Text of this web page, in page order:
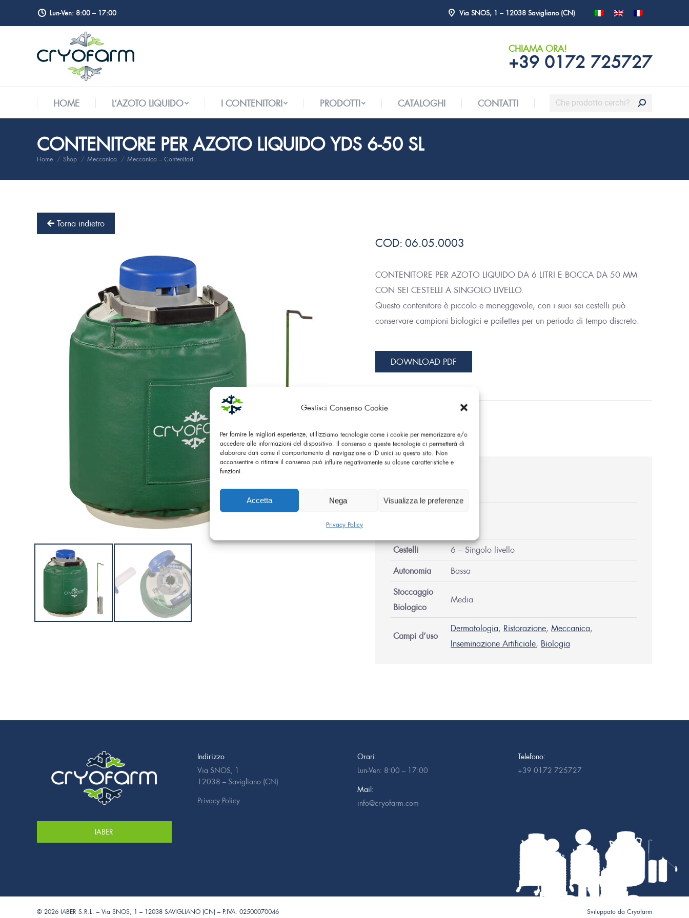
Gestisci Consenso Cookie
Per fornire le migliori esperienze, utilizziamo tecnologie come i cookie per memorizzare e/o
accedere alle informazioni del dispositivo. Il consenso a queste tecnologie ci permetterà di
elaborare dati come il comportamento di navigazione o ID unici su questo sito. Non
acconsentire o ritirare il consenso può influire negativamente su alcune caratteristiche e
funzioni.
Accetta Nega Visualizza le preferenze
Privacy Policy
Lun-Ven: 8:00 – 17:00 Via SNOS, 1 – 12038 Savigliano (CN)
CHIAMA ORA!
+39 0172 725727
HOME L’AZOTO LIQUIDO I CONTENITORI PRODOTTI CATALOGHI CONTATTI Cerca:
CONTENITORE PER AZOTO LIQUIDO YDS 6-50 SL
Tu sei qui:
Home Shop Meccanica Meccanica – Contenitori
Torna indietro
COD: 06.05.0003
CONTENITORE PER AZOTO LIQUIDO DA 6 LITRI E BOCCA DA 50 MM
CON SEI CESTELLI A SINGOLO LIVELLO.
Questo contenitore è piccolo e maneggevole, con i suoi sei cestelli può
conservare campioni biologici e pailettes per un periodo di tempo discreto.
DOWNLOAD PDF
Principali
Cestelli
6 – Singolo livello
Autonomia
Bassa
Stoccaggio
Biologico
Media
Campi d’uso
Dermatologia, Ristorazione, Meccanica,
Inseminazione Artificiale, Biologia
IABER
Indirizzo
Via SNOS, 1
12038 – Savigliano (CN)
Privacy Policy
Orari:
Lun-Ven: 8:00 – 17:00
Mail:
info@cryofarm.com
Telefono:
+39 0172 725727
© 2026 IABER S.R.L. – Via SNOS, 1 – 12038 SAVIGLIANO (CN) – P.IVA: 02500070046 Sviluppato da Cryofarm
HOME L’AZOTO LIQUIDO CONTATTI Cerca: